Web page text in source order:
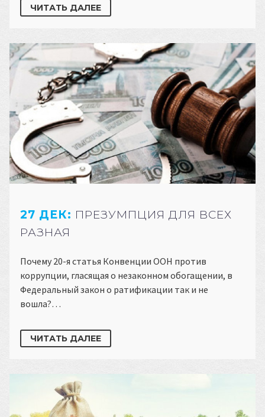
ЧИТАТЬ ДАЛЕЕ
27 ДЕК: ПРЕЗУМПЦИЯ ДЛЯ ВСЕХ
РАЗНАЯ
Почему 20-я статья Конвенции ООН против
коррупции, гласящая о незаконном обогащении, в
Федеральный закон о ратификации так и не
вошла?…
ЧИТАТЬ ДАЛЕЕ